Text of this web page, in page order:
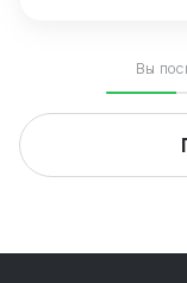
удалённаяВы